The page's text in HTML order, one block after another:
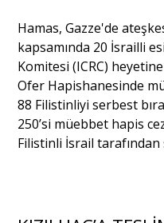
Hamas, Gazze'de
kapsamında 20 İsrailli
Komitesi (ICRC)
Ofer Hapishanesinde
88 Filistinliyi serbest
250’si müebbet hapis
Filistinli İsrail tarafından